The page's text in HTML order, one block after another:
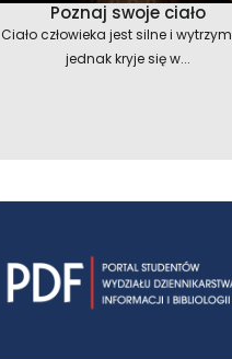
Poznaj swoje ciało
Ciało człowieka jest silne i
jednak kryje się w...